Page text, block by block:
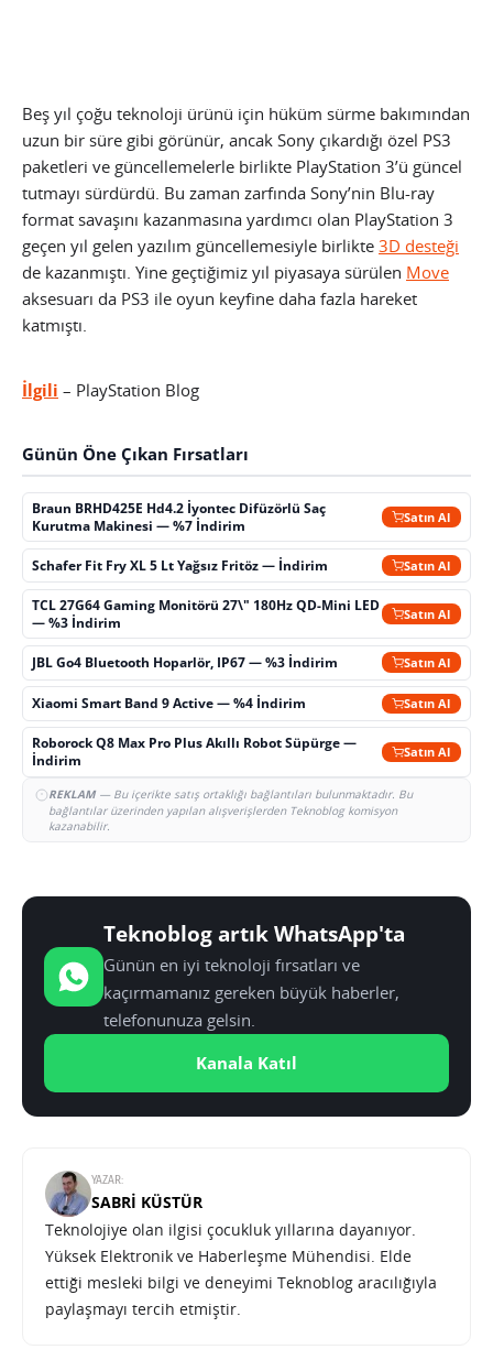
Beş yıl çoğu teknoloji ürünü için hüküm sürme bakımından
uzun bir süre gibi görünür, ancak Sony çıkardığı özel PS3
paketleri ve güncellemelerle birlikte PlayStation 3’ü güncel
tutmayı sürdürdü. Bu zaman zarfında Sony’nin Blu-ray
format savaşını kazanmasına yardımcı olan PlayStation 3
geçen yıl gelen yazılım güncellemesiyle birlikte 3D desteği
de kazanmıştı. Yine geçtiğimiz yıl piyasaya sürülen Move
aksesuarı da PS3 ile oyun keyfine daha fazla hareket
katmıştı.
İlgili – PlayStation Blog
Günün Öne Çıkan Fırsatları
Braun BRHD425E Hd4.2 İyontec Difüzörlü Saç
Kurutma Makinesi — %7 İndirim
Satın Al
Schafer Fit Fry XL 5 Lt Yağsız Fritöz — İndirim Satın Al
TCL 27G64 Gaming Monitörü 27\" 180Hz QD-Mini LED
— %3 İndirim
Satın Al
JBL Go4 Bluetooth Hoparlör, IP67 — %3 İndirim Satın Al
Xiaomi Smart Band 9 Active — %4 İndirim Satın Al
Roborock Q8 Max Pro Plus Akıllı Robot Süpürge —
İndirim
Satın Al
REKLAM— Bu içerikte satış ortaklığı bağlantıları bulunmaktadır. Bu
bağlantılar üzerinden yapılan alışverişlerden Teknoblog komisyon
kazanabilir.
Teknoblog artık WhatsApp'ta
Günün en iyi teknoloji fırsatları ve
kaçırmamanız gereken büyük haberler,
telefonunuza gelsin.
Kanala Katıl
YAZAR:
SABRI KÜSTÜR
Teknolojiye olan ilgisi çocukluk yıllarına dayanıyor.
Yüksek Elektronik ve Haberleşme Mühendisi. Elde
ettiği mesleki bilgi ve deneyimi Teknoblog aracılığıyla
paylaşmayı tercih etmiştir.